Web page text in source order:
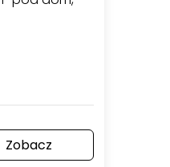
Zobacz